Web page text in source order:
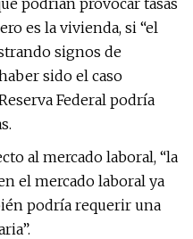
podrían provocar tasas
es la vivienda, si “el
signos de
sido el caso
Federal podría
al mercado laboral, “la
el mercado laboral ya
podría requerir una